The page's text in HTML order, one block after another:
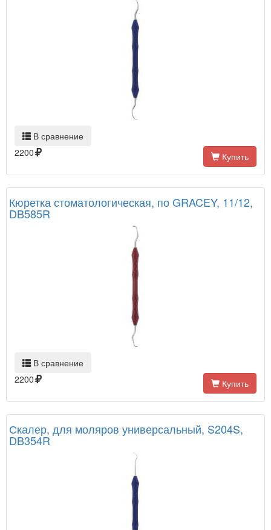
В сравнение
2200
Купить
Кюретка стоматологическая, по GRACEY, 11/12,
DB585R
В сравнение
2200
Купить
Скалер, для моляров универсальный, S204S,
DB354R